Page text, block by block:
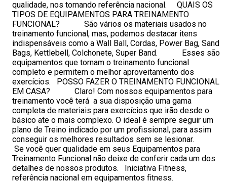
qualidade, nos tornando referência nacional. QUAIS OS
TIPOS DE EQUIPAMENTOS PARA TREINAMENTO
FUNCIONAL? São vários os materiais usados no
treinamento funcional, mas, podemos destacar itens
indispensáveis como a Wall Ball, Cordas, Power Bag, Sand
Bags, Kettlebell, Colchonete, Super Band. Esses são
equipamentos que tornam o treinamento funcional
completo e permitem o melhor aproveitamento dos
exercícios. POSSO FAZER O TREINAMENTO FUNCIONAL
EM CASA? Claro! Com nossos equipamentos para
treinamento você terá a sua disposição uma gama
completa de materiais para exercícios que irão desde o
básico ate o mais complexo. O ideal é sempre seguir um
plano de Treino indicado por um profissional, para assim
conseguir os melhores resultados sem se lesionar.
Se você quer qualidade em seus Equipamentos para
Treinamento Funcional não deixe de conferir cada um dos
detalhes de nossos produtos. Iniciativa Fitness,
referência nacional em equipamentos fitness.